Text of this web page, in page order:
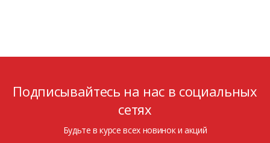
Подписывайтесь на нас в социальных
сетях
Будьте в курсе всех новинок и акций